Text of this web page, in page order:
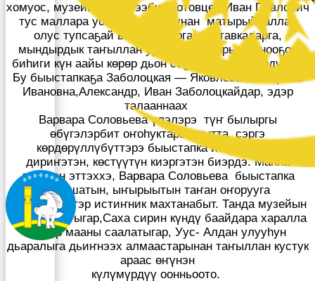
хомуос, музейы төрүттээбит Готовцев Иван Павлович
тус маллара уонна кини туһунан матырыйааллар
олус тупсаҕай витриналарга, поставкаларга,
мындырдык таҥыллан ууруллубуттарын оннооҕор
биһиги күн аайы көрөр дьон сөҕө,сонургуу көрдүбүт.
Бу быыстапкаҕа Заболоцкая — Яковлева Екатерина
Ивановна,Александр, Иван Заболоцкайдар, эдэр
талааннаах
Варвара Соловьева үлэлэрэ түҥ былыргы
өбүгэлэрбит оҥоһуктарын кытта сэргэ
көрдөрүллүбүттэрэ быыстапка ис хоһоонун
дириҥэтэн, көстүүтүн киэргэтэн биэрдэ. Манна
даҕатан эттэххэ, Варвара Соловьева быыстапка
афишатын, ыҥырыытын таҥан оҥорууга
үлэлэспитигэр истиҥник махтанабыт. Танда музейын
быыстапкатыгар,Саха сирин күндү баайдара харалла
сытар мааны саалатыгар, Уус- Алдан улууһун
дьаралыга дьиҥнээх алмаастарынан таҥыллан кустук
араас өҥүнэн
күлүмүрдүү оонньоото.